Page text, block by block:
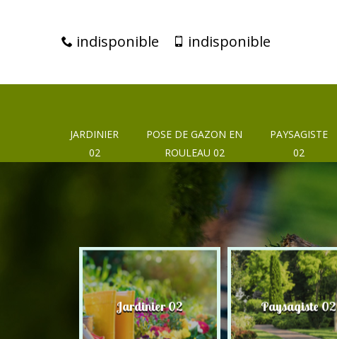
indisponible indisponible
JARDINIER
02
POSE DE GAZON EN
ROULEAU 02
PAYSAGISTE
02
Jardinier 02 Paysagiste 02